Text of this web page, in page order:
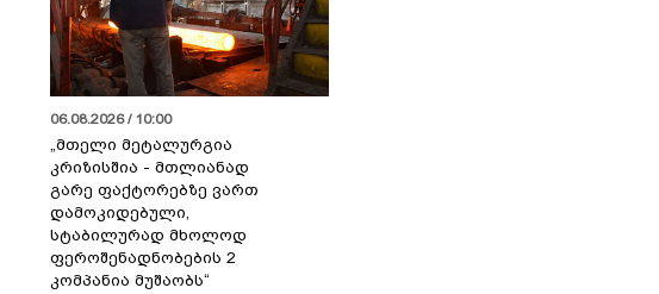
06.08.2026 / 10:00
„მთელი მეტალურგია
კრიზისშია - მთლიანად
გარე ფაქტორებზე ვართ
დამოკიდებული,
სტაბილურად მხოლოდ
ფეროშენადნობების 2
კომპანია მუშაობს“